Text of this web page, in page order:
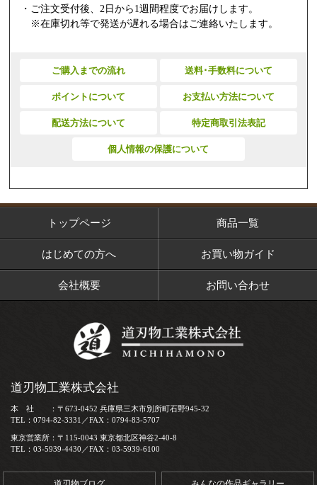
・ご注文受付後、2日から1週間程度でお届けします。
※在庫切れ等で発送が遅れる場合はご連絡いたします。
ご購入までの流れ 送料･手数料について
ポイントについて お支払い方法について
配送方法について 特定商取引法表記
個人情報の保護について
トップページ 商品一覧
はじめての方へ お買い物ガイド
会社概要 お問い合わせ
道刃物工業株式会社
本 社 ：〒673-0452 兵庫県三木市別所町石野945-32
TEL：0794-82-3331／FAX：0794-83-5707
東京営業所：〒115-0043 東京都北区神谷2-40-8
TEL：03-5939-4430／FAX：03-5939-6100